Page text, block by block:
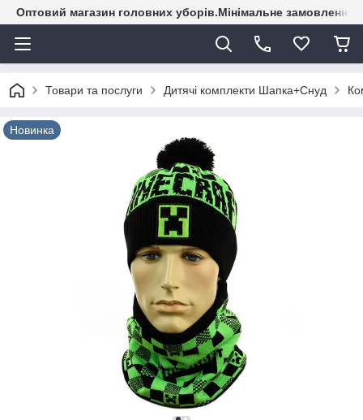
Оптовий магазин головних уборів.Мінімальне замовлення
Товари та послуги Дитячі комплекти Шапка+Снуд
Новинка